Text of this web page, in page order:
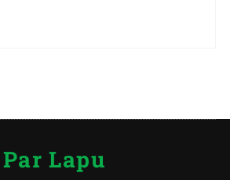
Par Lapu